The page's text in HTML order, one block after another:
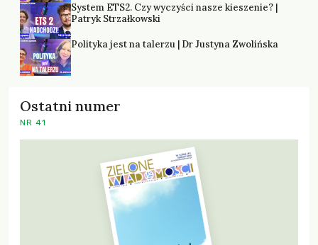
System ETS2. Czy wyczyści nasze kieszenie? |
Patryk Strzałkowski
Polityka jest na talerzu | Dr Justyna Zwolińska
Ostatni numer
NR 41